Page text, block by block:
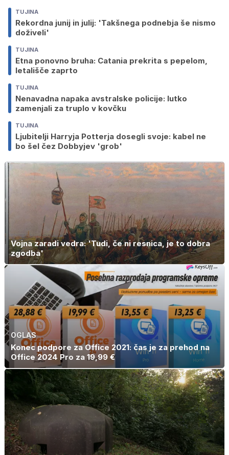
TUJINA
Rekordna junij in julij: 'Takšnega podnebja še nismo
doživeli'
TUJINA
Etna ponovno bruha: Catania prekrita s pepelom,
letališče zaprto
TUJINA
Nenavadna napaka avstralske policije: lutko
zamenjali za truplo v kovčku
TUJINA
Ljubitelji Harryja Potterja dosegli svoje: kabel ne
bo šel čez Dobbyjev 'grob'
Vojna zaradi vedra: 'Tudi, če ni resnica, je to dobra
zgodba'
OGLAS
Konec podpore za Office 2021: čas je za prehod na
Office 2024 Pro za 19,99 €